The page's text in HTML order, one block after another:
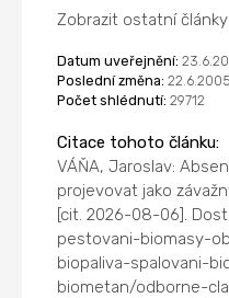
Zobrazit ostatní
Datum uveřejnění:
Poslední změna: 22.6.2005
Počet shlédnutí: 29712
Citace tohoto článku:
VÁŇA, Jaroslav:
projevovat jako
[cit. 2026-08-06].
pestovani-biomasy-
biopaliva-spalovani-
biometan/odborne-